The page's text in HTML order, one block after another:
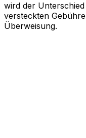
wird der
versteckten
Überweisung.